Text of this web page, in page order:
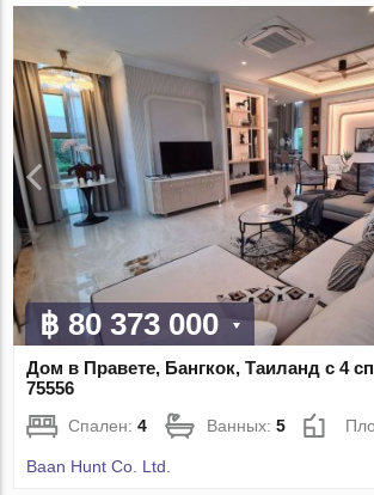
฿ 80 373 000
Дом в Правете, Бангкок, Таиланд с 4
75556
Спален:4 Ванных:5
Baan Hunt Co. Ltd.